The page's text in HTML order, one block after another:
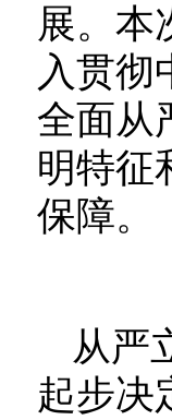
展。本
入贯彻
全面从
明特征
保障。
从严
起步决